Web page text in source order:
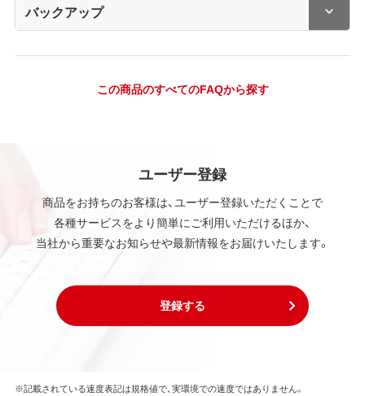
バックアップ
この商品のすべてのFAQから探す
ユーザー登録
商品をお持ちのお客様は、ユーザー登録いただくことで
各種サービスをより簡単にご利用いただけるほか、
当社から重要なお知らせや最新情報をお届けいたします。
登録する
※記載されている速度表記は規格値で、実環境での速度ではありません。